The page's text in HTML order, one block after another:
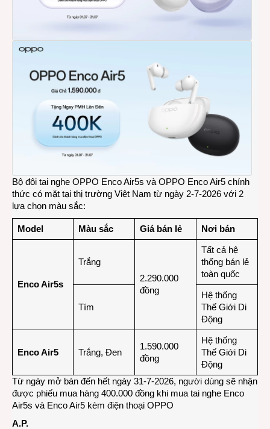
Bộ đôi tai nghe OPPO Enco Air5s và OPPO Enco Air5 chính
thức có mặt tại thị trường Việt Nam từ ngày 2-7-2026 với 2
lựa chọn màu sắc:
Model Màu sắc Giá bán lẻ Nơi bán
Enco Air5s
Trắng
2.290.000
đồng
Tất cả hệ
thống bán lẻ
toàn quốc
Tím
Hệ thống
Thế Giới Di
Động
Enco Air5 Trắng, Đen
1.590.000
đồng
Hệ thống
Thế Giới Di
Động
Từ ngày mở bán đến hết ngày 31-7-2026, người dùng sẽ nhận
được phiếu mua hàng 400.000 đồng khi mua tai nghe Enco
Air5s và Enco Air5 kèm điện thoại OPPO
A.P.